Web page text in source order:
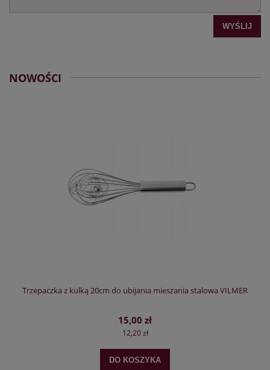
WYŚLIJ
NOWOŚCI
Trzepaczka z kulką 20cm do ubijania mieszania stalowa VILMER
15,00 zł
12,20 zł
DO KOSZYKA